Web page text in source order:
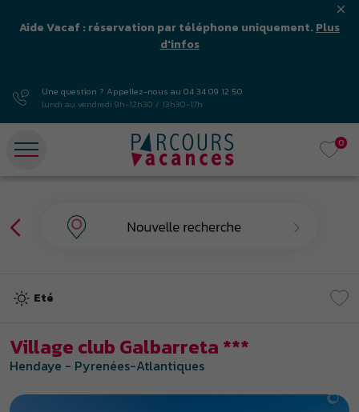
Aide Vacaf : réservation par téléphone uniquement.Plus
d'infos
Une question ? Appellez-nous au 04 34 09 12 50
lundi au vendredi 9h-12h30 / 13h30-17h
0
Eté
Village club Galbarreta ***
Hendaye - Pyrenées-Atlantiques
©